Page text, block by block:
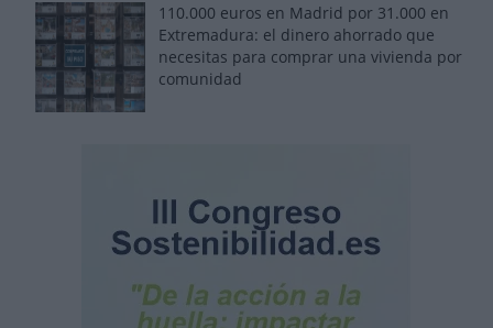
110.000 euros en Madrid por 31.000 en
Extremadura: el dinero ahorrado que
necesitas para comprar una vivienda por
comunidad